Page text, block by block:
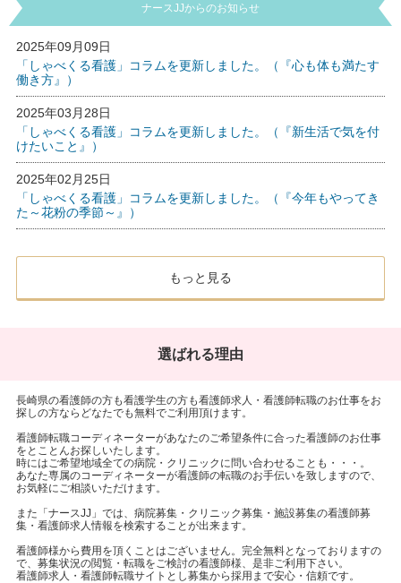
ナースJJからのお知らせ
2025年09月09日
「しゃべくる看護」コラムを更新しました。（『心も体も満たす
働き方』）
2025年03月28日
「しゃべくる看護」コラムを更新しました。（『新生活で気を付
けたいこと』）
2025年02月25日
「しゃべくる看護」コラムを更新しました。（『今年もやってき
た～花粉の季節～』）
もっと見る
選ばれる理由
長崎県の看護師の方も看護学生の方も看護師求人・看護師転職のお仕事をお
探しの方ならどなたでも無料でご利用頂けます。
看護師転職コーディネーターがあなたのご希望条件に合った看護師のお仕事
をとことんお探しいたします。
時にはご希望地域全ての病院・クリニックに問い合わせることも・・・。
あなた専属のコーディネーターが看護師の転職のお手伝いを致しますので、
お気軽にご相談いただけます。
また「ナースJJ」では、病院募集・クリニック募集・施設募集の看護師募
集・看護師求人情報を検索することが出来ます。
看護師様から費用を頂くことはございません。完全無料となっておりますの
で、募集状況の閲覧・転職をご検討の看護師様、是非ご利用下さい。
看護師求人・看護師転職サイトとし募集から採用まで安心・信頼です。